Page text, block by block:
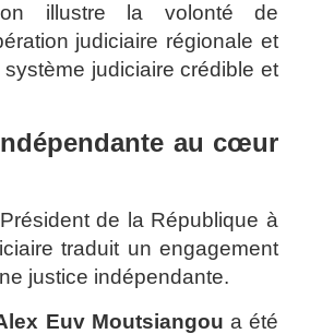
illustre la volonté de
judiciaire régionale et
judiciaire crédible et
au cœur
de la République à
traduit un engagement
justice indépendante.
Euv Moutsiangou a été